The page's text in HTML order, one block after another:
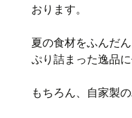
おります。
夏の食材をふんだ
ぷり詰まった逸品
もちろん、自家製